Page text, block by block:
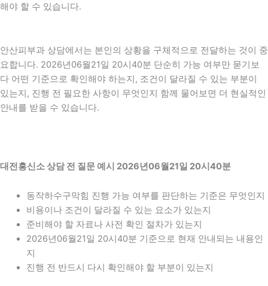
해야 할 수 있습니다.
안산피부과 상담에서는 본인의 상황을 구체적으로 전달하는 것이 중
요합니다. 2026년06월21일 20시40분 단순히 가능 여부만 묻기보
다 어떤 기준으로 확인해야 하는지, 조건이 달라질 수 있는 부분이
있는지, 진행 전 필요한 사항이 무엇인지 함께 물어보면 더 현실적인
안내를 받을 수 있습니다.
대전흥신소 상담 전 질문 예시 2026년06월21일 20시40분
동작하수구막힘 진행 가능 여부를 판단하는 기준은 무엇인지
비용이나 조건이 달라질 수 있는 요소가 있는지
준비해야 할 자료나 사전 확인 절차가 있는지
2026년06월21일 20시40분 기준으로 현재 안내되는 내용인
지
진행 전 반드시 다시 확인해야 할 부분이 있는지